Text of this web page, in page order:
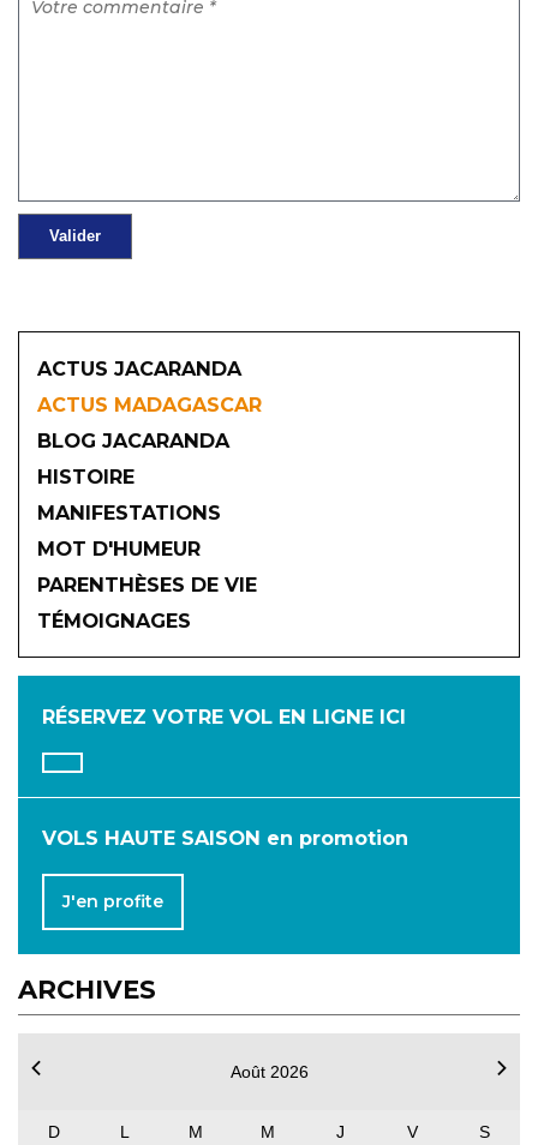
ACTUS JACARANDA
ACTUS MADAGASCAR
BLOG JACARANDA
HISTOIRE
MANIFESTATIONS
MOT D'HUMEUR
PARENTHÈSES DE VIE
TÉMOIGNAGES
RÉSERVEZ VOTRE VOL EN LIGNE ICI
VOLS HAUTE SAISON en promotion
J'en profite
ARCHIVES
JANVIER
AVRIL MAI JUIN
JUILLET AOÛT SEPTEMBRE
OCTOBRE
Août 2026
D L M M J V S